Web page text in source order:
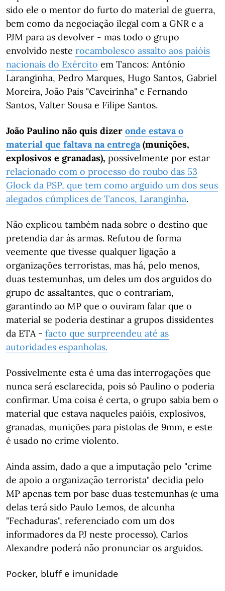
sido ele o mentor do furto do material de guerra,
bem como da negociação ilegal com a GNR e a
PJM para as devolver - mas todo o grupo
envolvido neste rocambolesco assalto aos paióis
nacionais do Exército em Tancos: António
Laranginha, Pedro Marques, Hugo Santos, Gabriel
Moreira, João Pais "Caveirinha" e Fernando
Santos, Valter Sousa e Filipe Santos.
João Paulino não quis dizer onde estava o
material que faltava na entrega(munições,
explosivos e granadas), possivelmente por estar
relacionado com o processo do roubo das 53
Glock da PSP, que tem como arguido um dos seus
alegados cúmplices de Tancos, Laranginha.
Não explicou também nada sobre o destino que
pretendia dar às armas. Refutou de forma
veemente que tivesse qualquer ligação a
organizações terroristas, mas há, pelo menos,
duas testemunhas, um deles um dos arguidos do
grupo de assaltantes, que o contrariam,
garantindo ao MP que o ouviram falar que o
material se poderia destinar a grupos dissidentes
da ETA - facto que surpreendeu até as
autoridades espanholas.
Possivelmente esta é uma das interrogações que
nunca será esclarecida, pois só Paulino o poderia
confirmar. Uma coisa é certa, o grupo sabia bem o
material que estava naqueles paióis, explosivos,
granadas, munições para pistolas de 9mm, e este
é usado no crime violento.
Ainda assim, dado a que a imputação pelo "crime
de apoio a organização terrorista" decidia pelo
MP apenas tem por base duas testemunhas (e uma
delas terá sido Paulo Lemos, de alcunha
"Fechaduras", referenciado com um dos
informadores da PJ neste processo), Carlos
Alexandre poderá não pronunciar os arguidos.
Pocker, bluff e imunidade